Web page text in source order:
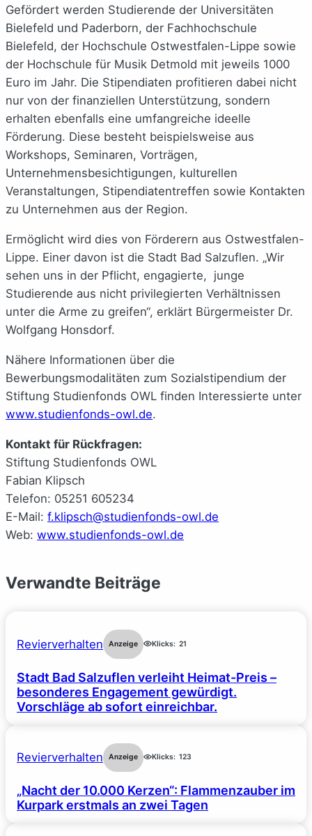
Gefördert werden Studierende der Universitäten
Bielefeld und Paderborn, der Fachhochschule
Bielefeld, der Hochschule Ostwestfalen-Lippe sowie
der Hochschule für Musik Detmold mit jeweils 1000
Euro im Jahr. Die Stipendiaten profitieren dabei nicht
nur von der finanziellen Unterstützung, sondern
erhalten ebenfalls eine umfangreiche ideelle
Förderung. Diese besteht beispielsweise aus
Workshops, Seminaren, Vorträgen,
Unternehmensbesichtigungen, kulturellen
Veranstaltungen, Stipendiatentreffen sowie Kontakten
zu Unternehmen aus der Region.
Ermöglicht wird dies von Förderern aus Ostwestfalen-
Lippe. Einer davon ist die Stadt Bad Salzuflen. „Wir
sehen uns in der Pflicht, engagierte, junge
Studierende aus nicht privilegierten Verhältnissen
unter die Arme zu greifen“, erklärt Bürgermeister Dr.
Wolfgang Honsdorf.
Nähere Informationen über die
Bewerbungsmodalitäten zum Sozialstipendium der
Stiftung Studienfonds OWL finden Interessierte unter
www.studienfonds-owl.de.
Kontakt für Rückfragen:
Stiftung Studienfonds OWL
Fabian Klipsch
Telefon: 05251 605234
E-Mail: f.klipsch@studienfonds-owl.de
Web: www.studienfonds-owl.de
Verwandte Beiträge
Revierverhalten Anzeige Klicks: 21
Stadt Bad Salzuflen verleiht Heimat-Preis –
besonderes Engagement gewürdigt.
Vorschläge ab sofort einreichbar.
Revierverhalten Anzeige Klicks: 123
„Nacht der 10.000 Kerzen“: Flammenzauber im
Kurpark erstmals an zwei Tagen